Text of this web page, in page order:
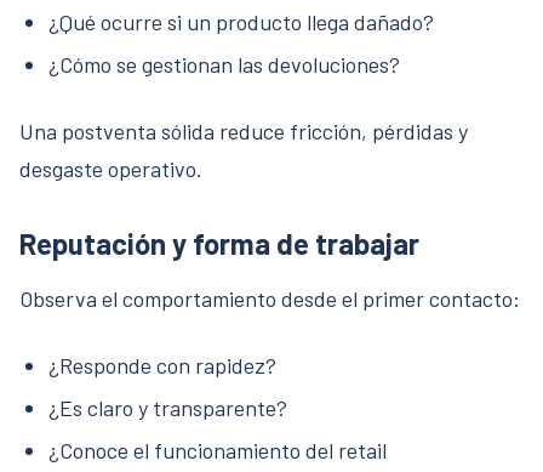
¿Qué ocurre si un producto llega dañado?
¿Cómo se gestionan las devoluciones?
Una postventa sólida reduce fricción, pérdidas y
desgaste operativo.
Reputación y forma de trabajar
Observa el comportamiento desde el primer contacto:
¿Responde con rapidez?
¿Es claro y transparente?
¿Conoce el funcionamiento del retail